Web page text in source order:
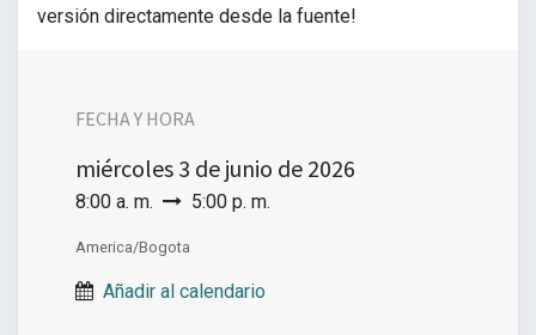
versión directamente desde la fuente!
FECHA Y HORA
miércoles 3 de junio de 2026
8:00 a. m. 5:00 p. m.
America/Bogota
Añadir al calendario